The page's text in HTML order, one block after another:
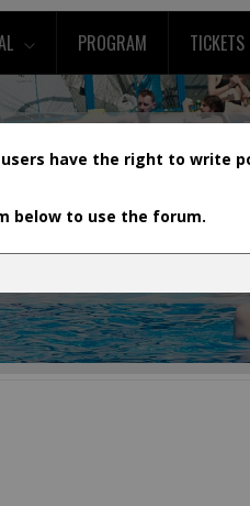
PROGRAM TICKETS
have the right to write
below to use the forum.